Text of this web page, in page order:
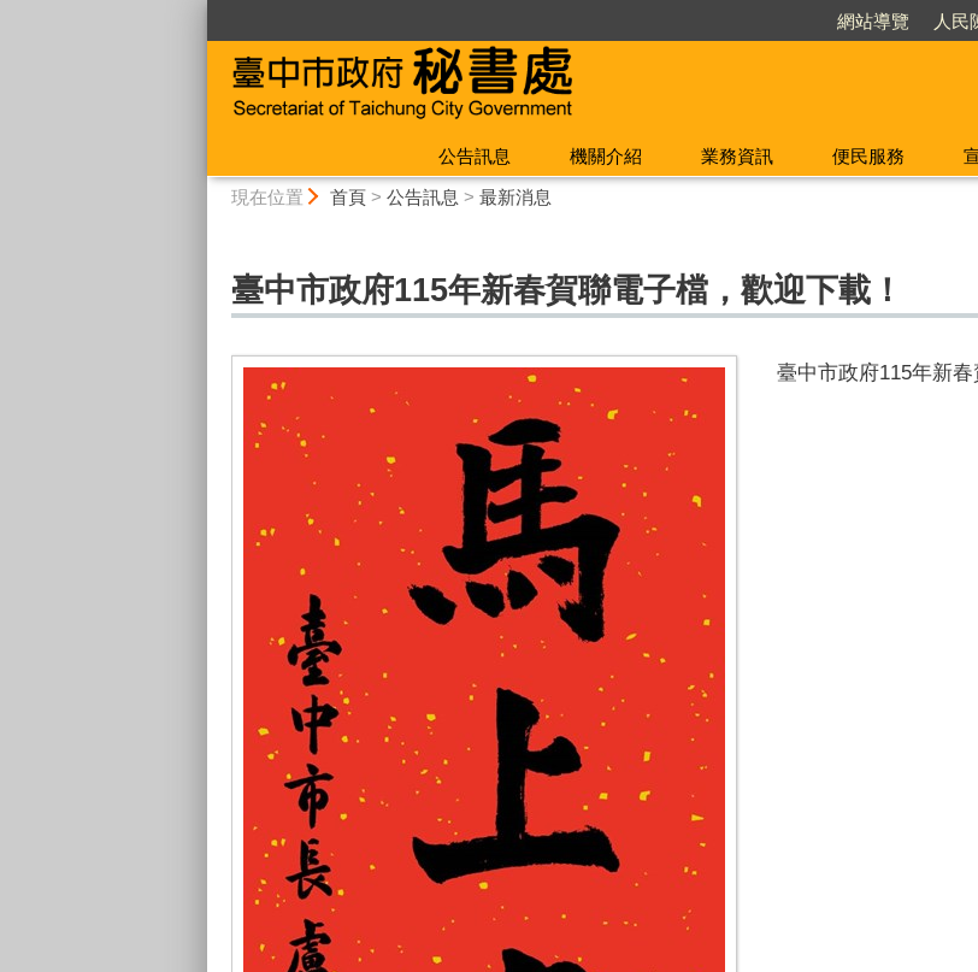
網站導覽 人民
公告訊息 機關介紹 業務資訊 便民服務
現在位置 首頁> 公告訊息 > 最新消息
臺中市政府115年新春賀聯電子檔，歡迎下載！
臺中市政府115年新